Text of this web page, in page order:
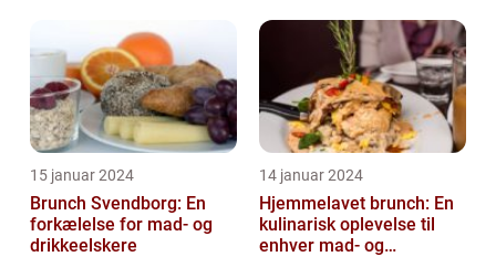
15 januar 2024
Brunch Svendborg: En
forkælelse for mad- og
drikkeelskere
14 januar 2024
Hjemmelavet brunch: En
kulinarisk oplevelse til
enhver mad- og